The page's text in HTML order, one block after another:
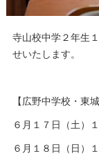
寺山校中学２年生
せいたします。
【広野中学校・東
６月１７日（土）
６月１８日（日）